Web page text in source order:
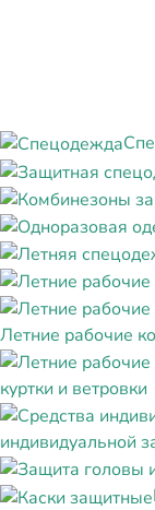
Летние рабочие
куртки и ветровки
индивидуальной